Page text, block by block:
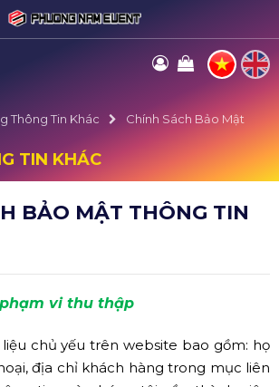
Thông Tin Khác
Chính Sách Bảo Mật
TIN KHÁC
BẢO MẬT THÔNG TIN
vi thu thập
chủ yếu trên website bao gồm: họ
địa chỉ khách hàng trong mục liên